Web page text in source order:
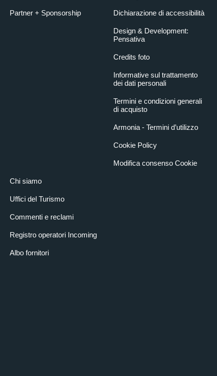
Partner + Sponsorship
Chi siamo
Uffici del Turismo
Commenti e reclami
Registro operatori Incoming
Albo fornitori
Dichiarazione di accessibilità
Design & Development:
Pensativa
Credits foto
Informative sul trattamento
dei dati personali
Termini e condizioni generali
di acquisto
Armonia - Termini d’utilizzo
Cookie Policy
Modifica consenso Cookie